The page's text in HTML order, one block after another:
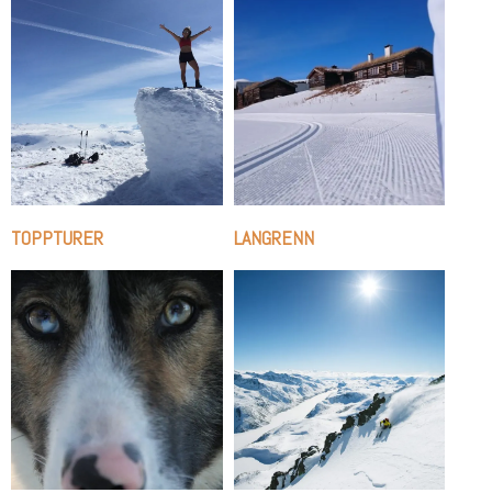
TOPPTURER LANGRENN